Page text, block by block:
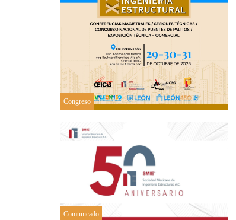
Congreso
Comunicado